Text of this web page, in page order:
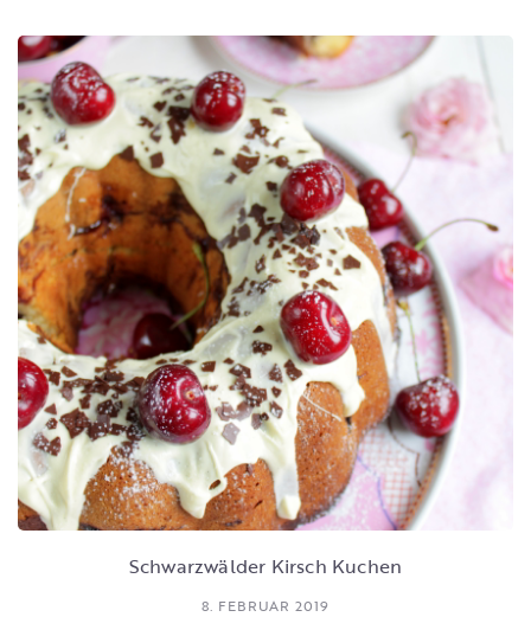
Schwarzwälder Kirsch Kuchen
8. FEBRUAR 2019